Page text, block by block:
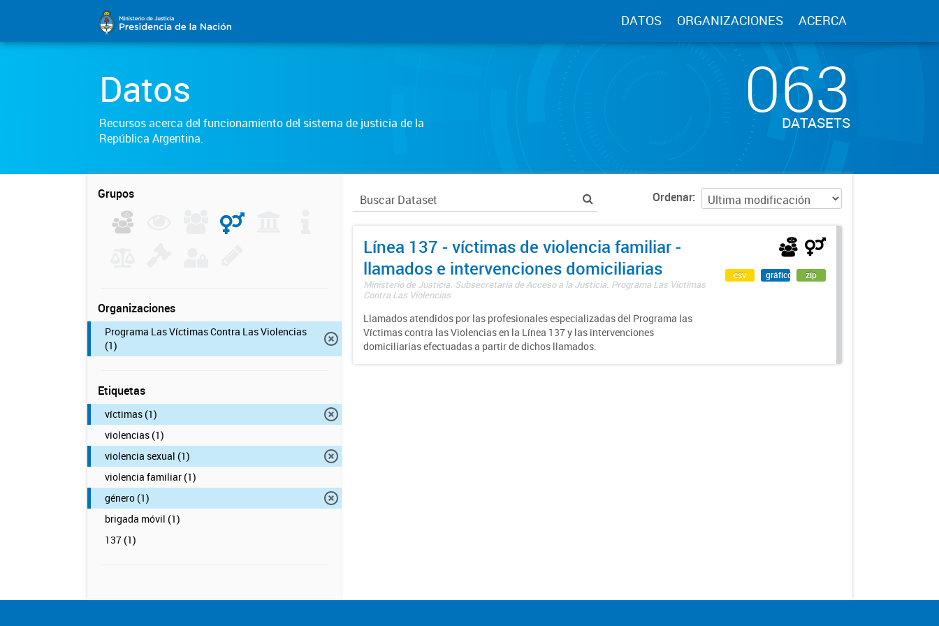
DATOS ORGANIZACIONES ACERCA
Datos
Recursos acerca del funcionamiento del sistema de justicia de la
República Argentina.
063
DATASETS
Grupos
Organizaciones
Programa Las Víctimas Contra Las Violencias
(1)
Etiquetas
víctimas (1)
violencias (1)
violencia sexual (1)
violencia familiar (1)
género (1)
brigada móvil (1)
137 (1)
Ordenar
Línea 137 - víctimas de violencia familiar -
llamados e intervenciones domiciliarias
Ministerio de Justicia. Subsecretaría de Acceso a la Justicia. Programa Las Víctimas
Contra Las Violencias
Llamados atendidos por las profesionales especializadas del Programa las
Víctimas contra las Violencias en la Línea 137 y las intervenciones
domiciliarias efectuadas a partir de dichos llamados.
csv gráfico zip